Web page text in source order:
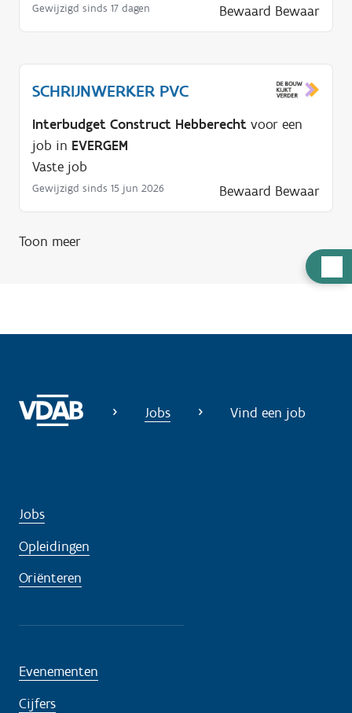
u
Gewijzigd sinds 17 dagen Bewaard Bewaar
SCHRIJNWERKER PVC
Interbudget Construct Hebberecht voor een
job in EVERGEM
Vaste job
Gewijzigd sinds 15 jun 2026 Bewaard Bewaar
Toon meer
Jobs Vind een job
Jobs
Opleidingen
Oriënteren
Evenementen
Cijfers